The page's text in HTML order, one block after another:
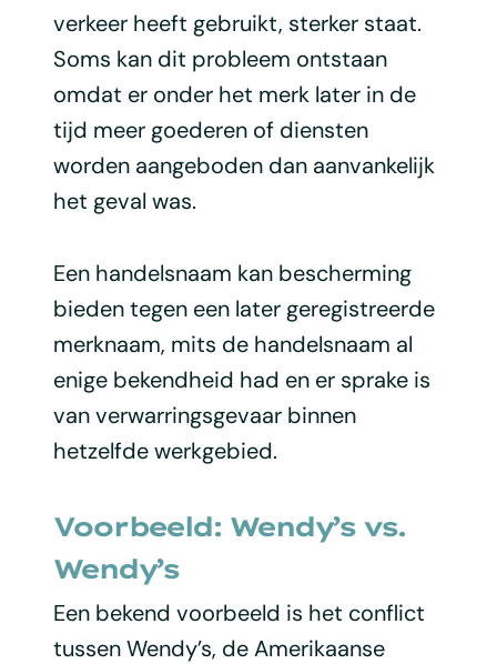
verkeer heeft gebruikt, sterker staat.
Soms kan dit probleem ontstaan
omdat er onder het merk later in de
tijd meer goederen of diensten
worden aangeboden dan aanvankelijk
het geval was.
Een handelsnaam kan bescherming
bieden tegen een later geregistreerde
merknaam, mits de handelsnaam al
enige bekendheid had en er sprake is
van verwarringsgevaar binnen
hetzelfde werkgebied.
Voorbeeld: Wendy’s vs.
Wendy’s
Een bekend voorbeeld is het conflict
tussen Wendy’s, de Amerikaanse